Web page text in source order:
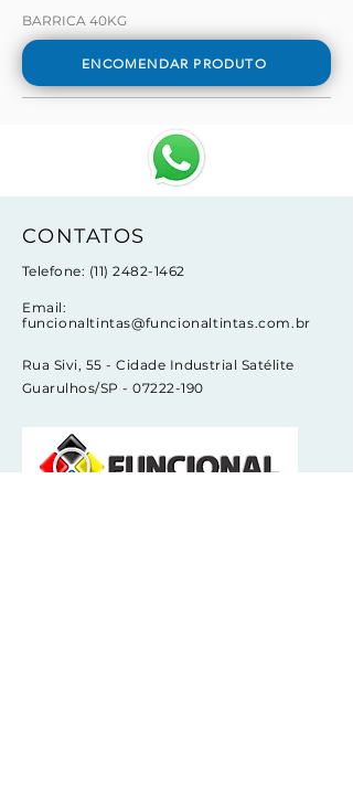
BARRICA 40KG
ENCOMENDAR PRODUTO
CONTATOS
Telefone: (11) 2482-1462
Email:
funcionaltintas@funcionaltintas.com.br
Rua Sivi, 55 - Cidade Industrial Satélite
Guarulhos/SP - 07222-190